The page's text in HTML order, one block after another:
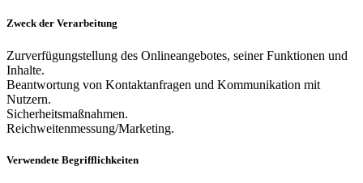
Zweck der Verarbeitung
Zurverfügungstellung des Onlineangebotes, seiner Funktionen und
Inhalte.
Beantwortung von Kontaktanfragen und Kommunikation mit
Nutzern.
Sicherheitsmaßnahmen.
Reichweitenmessung/Marketing.
Verwendete Begrifflichkeiten